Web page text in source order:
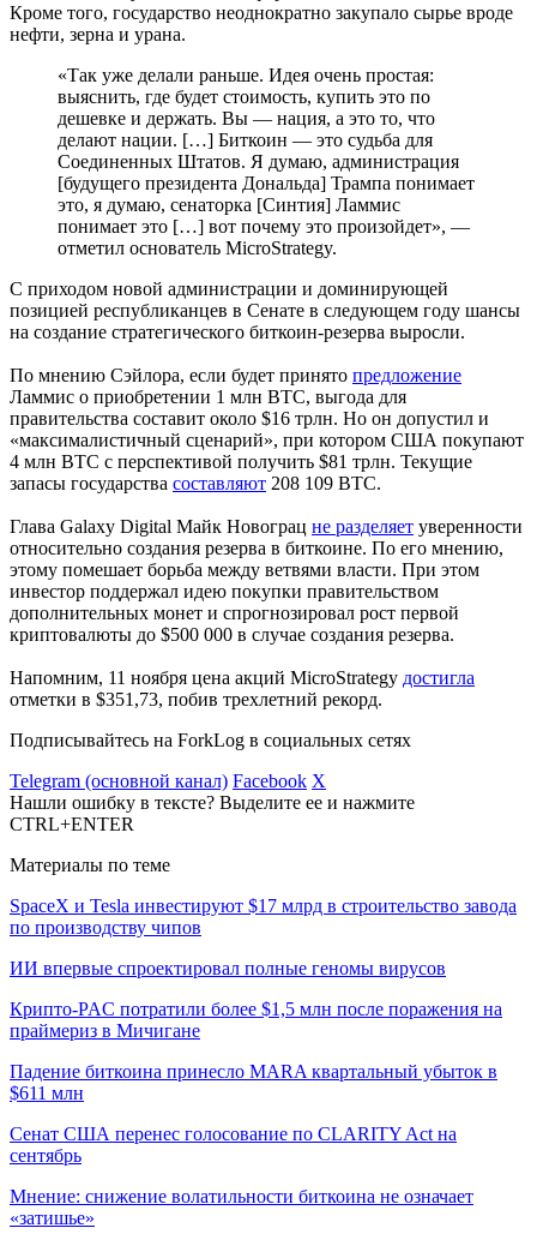
Кроме того, государство неоднократно закупало сырье вроде
нефти, зерна и урана.
«Так уже делали раньше. Идея очень простая:
выяснить, где будет стоимость, купить это по
дешевке и держать. Вы — нация, а это то, что
делают нации. […] Биткоин — это судьба для
Соединенных Штатов. Я думаю, администрация
[будущего президента Дональда] Трампа понимает
это, я думаю, сенаторка [Синтия] Ламмис
понимает это […] вот почему это произойдет», —
отметил основатель MicroStrategy.
С приходом новой администрации и доминирующей
позицией республиканцев в Сенате в следующем году шансы
на создание стратегического биткоин-резерва выросли.
По мнению Сэйлора, если будет принято предложение
Ламмис о приобретении 1 млн BTC, выгода для
правительства составит около $16 трлн. Но он допустил и
«максималистичный сценарий», при котором США покупают
4 млн BTC с перспективой получить $81 трлн. Текущие
запасы государства составляют 208 109 BTC.
Глава Galaxy Digital Майк Новограц не разделяет уверенности
относительно создания резерва в биткоине. По его мнению,
этому помешает борьба между ветвями власти. При этом
инвестор поддержал идею покупки правительством
дополнительных монет и спрогнозировал рост первой
криптовалюты до $500 000 в случае создания резерва.
Напомним, 11 ноября цена акций MicroStrategy достигла
отметки в $351,73, побив трехлетний рекорд.
Подписывайтесь на ForkLog в социальных сетях
Telegram (основной канал) Facebook X
Нашли ошибку в тексте? Выделите ее и нажмите
CTRL+ENTER
Материалы по теме
SpaceX и Tesla инвестируют $17 млрд в строительство завода
по производству чипов
ИИ впервые спроектировал полные геномы вирусов
Крипто-PAC потратили более $1,5 млн после поражения на
праймериз в Мичигане
Падение биткоина принесло MARA квартальный убыток в
$611 млн
Сенат США перенес голосование по CLARITY Act на
сентябрь
Мнение: снижение волатильности биткоина не означает
«затишье»